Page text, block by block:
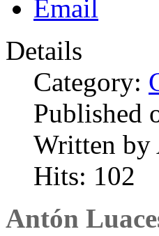
Details
Category:
Published
Written by
Hits: 102
Antón